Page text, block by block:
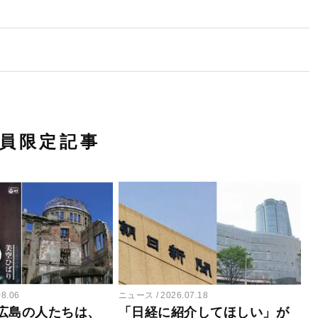
限定記事
島の人たちは、
ニュース 2026.07.18
「日経に紹介してほしい」が